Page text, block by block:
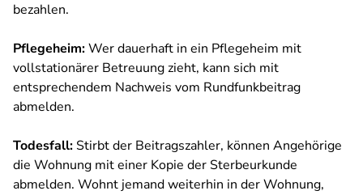
bezahlen.
Pflegeheim:Wer dauerhaft in ein Pflegeheim mit
vollstationärer Betreuung zieht, kann sich mit
entsprechendem Nachweis vom Rundfunkbeitrag
abmelden.
Todesfall: Stirbt der Beitragszahler, können Angehörige
die Wohnung mit einer Kopie der Sterbeurkunde
abmelden. Wohnt jemand weiterhin in der Wohnung,